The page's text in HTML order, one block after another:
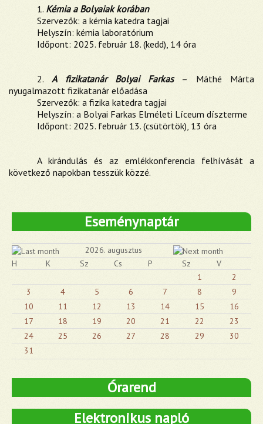
1. Kémia a Bolyaiak korában
Szervezők: a kémia katedra tagjai
Helyszín: kémia laboratórium
Időpont: 2025. február 18. (kedd), 14 óra
2.A fizikatanár Bolyai Farkas– Máthé Márta
nyugalmazott fizikatanár előadása
Szervezők: a fizika katedra tagjai
Helyszín: a Bolyai Farkas Elméleti Líceum díszterme
Időpont: 2025. február 13. (csütörtök), 13 óra
A kirándulás és az emlékkonferencia felhívását a
következő napokban tesszük közzé.
Eseménynaptár
2026. augusztus
H
K Sz Cs P Sz
V
1
2
3
4 5 6 7 8
9
10
11 12 13 14 15
16
17
18 19 20 21 22
23
24
25 26 27 28 29
30
31
Órarend
Elektronikus napló